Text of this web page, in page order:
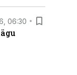
06:30